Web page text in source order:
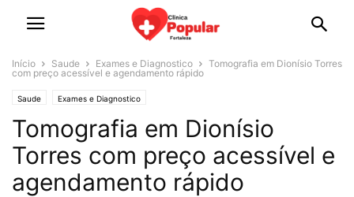
Início Saude Exames e Diagnostico
Tomografia em Dionísio Torres
com preço acessível e agendamento rápido
Saude Exames e Diagnostico
Tomografia em Dionísio
Torres com preço acessível e
agendamento rápido